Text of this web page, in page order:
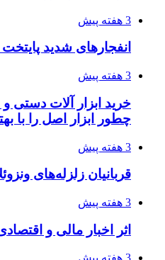
3 هفته پیش
انفجارهای شدید پایتخت
3 هفته پیش
خرید ابزار آلات دستی
چطور ابزار اصل را با
3 هفته پیش
قربانیان زلزله‌های ونزوئلا از ۵۰۰۰ نفر
3 هفته پیش
اثر اخبار مالی و